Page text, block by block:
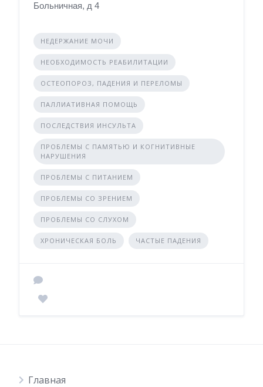
Больничная, д 4
НЕДЕРЖАНИЕ МОЧИ
НЕОБХОДИМОСТЬ РЕАБИЛИТАЦИИ
ОСТЕОПОРОЗ, ПАДЕНИЯ И ПЕРЕЛОМЫ
ПАЛЛИАТИВНАЯ ПОМОЩЬ
ПОСЛЕДСТВИЯ ИНСУЛЬТА
ПРОБЛЕМЫ С ПАМЯТЬЮ И КОГНИТИВНЫЕ
НАРУШЕНИЯ
ПРОБЛЕМЫ С ПИТАНИЕМ
ПРОБЛЕМЫ СО ЗРЕНИЕМ
ПРОБЛЕМЫ СО СЛУХОМ
ХРОНИЧЕСКАЯ БОЛЬ ЧАСТЫЕ ПАДЕНИЯ
Главная